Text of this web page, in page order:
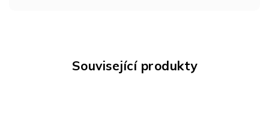
Související produkty